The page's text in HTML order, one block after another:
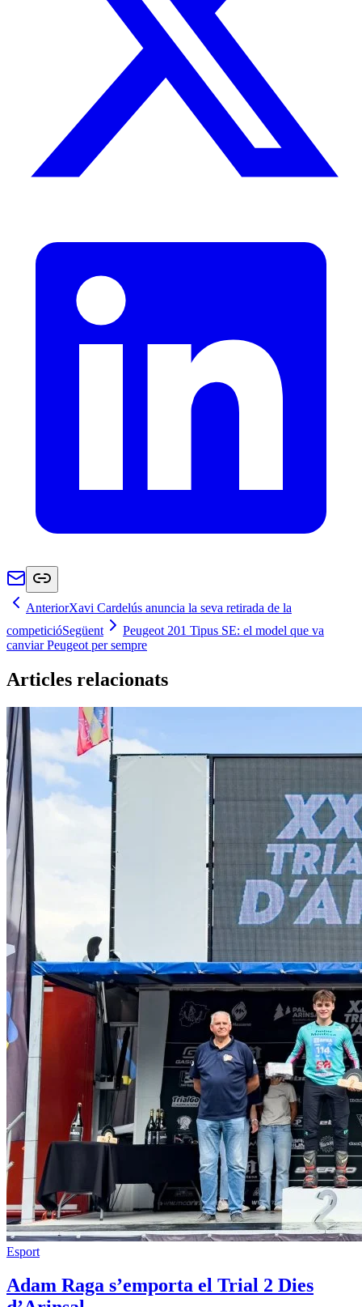
AnteriorXavi Cardelús anuncia la seva retirada de la
competicióSegüent
Peugeot 201 Tipus SE: el model que va
canviar Peugeot per sempre
Articles relacionats
Esport
Adam Raga s’emporta el Trial 2 Dies